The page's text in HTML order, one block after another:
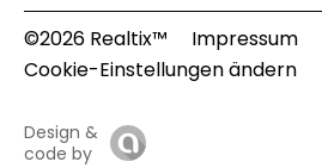
©2026 Realtix™ Impressum
Cookie-Einstellungen ändern
Design &
code by